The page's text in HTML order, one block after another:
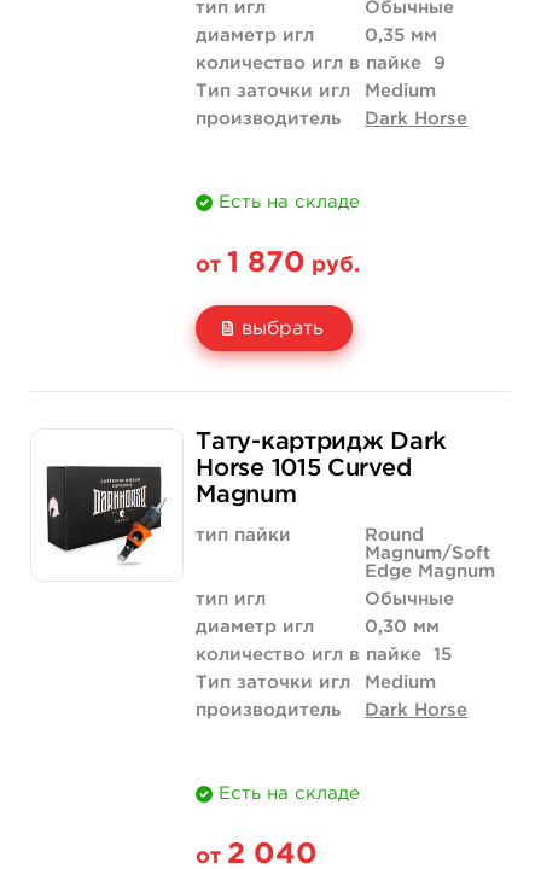
тип игл
Обычные
диаметр игл
0,35 мм
количество игл в пайке
9
Тип заточки игл
Medium
производитель
Dark Horse
Есть на складе
от 1 870 руб.
выбрать
Количество
1 870 руб.
купить
Тату-картридж Dark
Horse 1015 Curved
Magnum
тип пайки
Round
Magnum/Soft
Edge Magnum
тип игл
Обычные
диаметр игл
0,30 мм
количество игл в пайке
15
Тип заточки игл
Medium
производитель
Dark Horse
Есть на складе
от 2 040